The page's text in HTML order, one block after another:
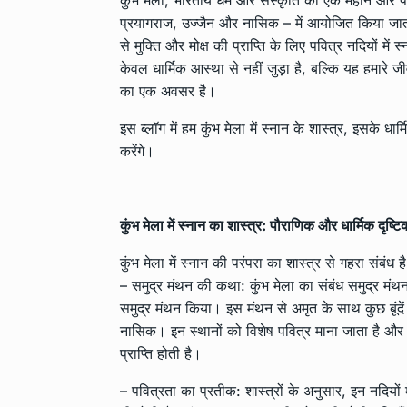
प्रयागराज, उज्जैन और नासिक – में आयोजित किया
से मुक्ति और मोक्ष की प्राप्ति के लिए पवित्र नदियों
केवल धार्मिक आस्था से नहीं जुड़ा है, बल्कि यह हमारे
का एक अवसर है।
इस ब्लॉग में हम कुंभ मेला में स्नान के शास्त्र, इसके
करेंगे।
कुंभ मेला में स्नान का शास्त्र: पौराणिक और धार्मिक
कुंभ मेला में स्नान की परंपरा का शास्त्र से गहरा संबंध
– समुद्र मंथन की कथा: कुंभ मेला का संबंध समुद्र
समुद्र मंथन किया। इस मंथन से अमृत के साथ कुछ बूंदें
नासिक। इन स्थानों को विशेष पवित्र माना जाता है
प्राप्ति होती है।
– पवित्रता का प्रतीक: शास्त्रों के अनुसार, इन